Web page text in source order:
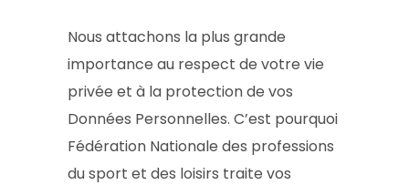
Nous attachons la plus grande
importance au respect de votre vie
privée et à la protection de vos
Données Personnelles. C’est pourquoi
Fédération Nationale des professions
du sport et des loisirs traite vos